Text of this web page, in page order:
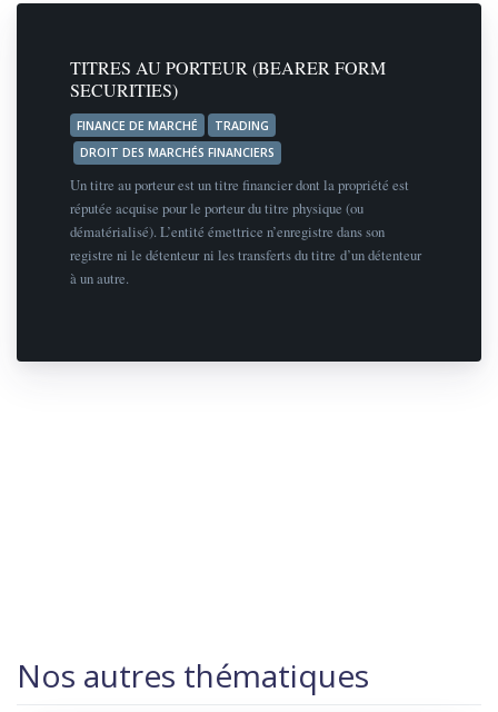
TITRES AU PORTEUR (BEARER FORM
SECURITIES)
FINANCE DE MARCHÉ
TRADING
DROIT DES MARCHÉS FINANCIERS
Un titre au porteur est un titre financier dont la propriété est
réputée acquise pour le porteur du titre physique (ou
dématérialisé). L’entité émettrice n’enregistre dans son
registre ni le détenteur ni les transferts du titre d’un détenteur
à un autre.
Nos autres thématiques